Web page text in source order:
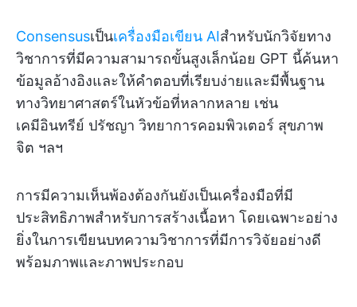
Consensusเป็นเครื่องมือเขียน AIสำหรับนักวิจัยทาง
วิชาการที่มีความสามารถขั้นสูงเล็กน้อย GPT นี้ค้นหา
ข้อมูลอ้างอิงและให้คำตอบที่เรียบง่ายและมีพื้นฐาน
ทางวิทยาศาสตร์ในหัวข้อที่หลากหลาย เช่น
เคมีอินทรีย์ ปรัชญา วิทยาการคอมพิวเตอร์ สุขภาพ
จิต ฯลฯ
การมีความเห็นพ้องต้องกันยังเป็นเครื่องมือที่มี
ประสิทธิภาพสำหรับการสร้างเนื้อหา โดยเฉพาะอย่าง
ยิ่งในการเขียนบทความวิชาการที่มีการวิจัยอย่างดี
พร้อมภาพและภาพประกอบ